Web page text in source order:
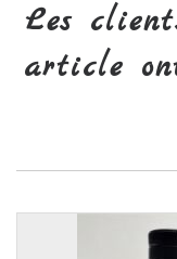
Les
article